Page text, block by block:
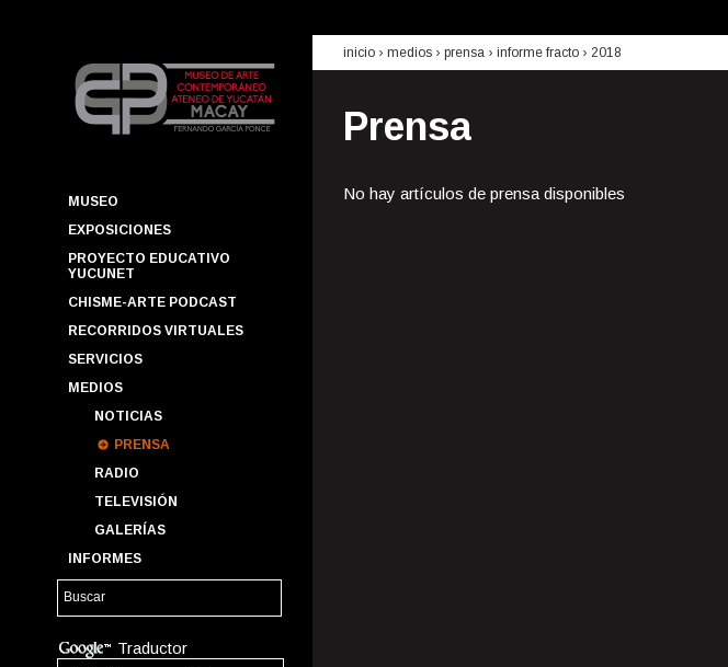
MUSEO
EXPOSICIONES
PROYECTO EDUCATIVO
YUCUNET
CHISME-ARTE PODCAST
RECORRIDOS VIRTUALES
SERVICIOS
MEDIOS
NOTICIAS
PRENSA
RADIO
TELEVISIÓN
GALERÍAS
INFORMES
Traductor
inicio › medios › prensa › informe fracto › 2018
Prensa
No hay artículos de prensa disponibles